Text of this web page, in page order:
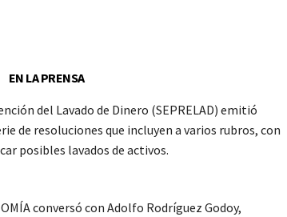
EN LA PRENSA
del Lavado de Dinero (SEPRELAD) emitió
de resoluciones que incluyen a varios rubros, con
posibles lavados de activos.
conversó con Adolfo Rodríguez Godoy,